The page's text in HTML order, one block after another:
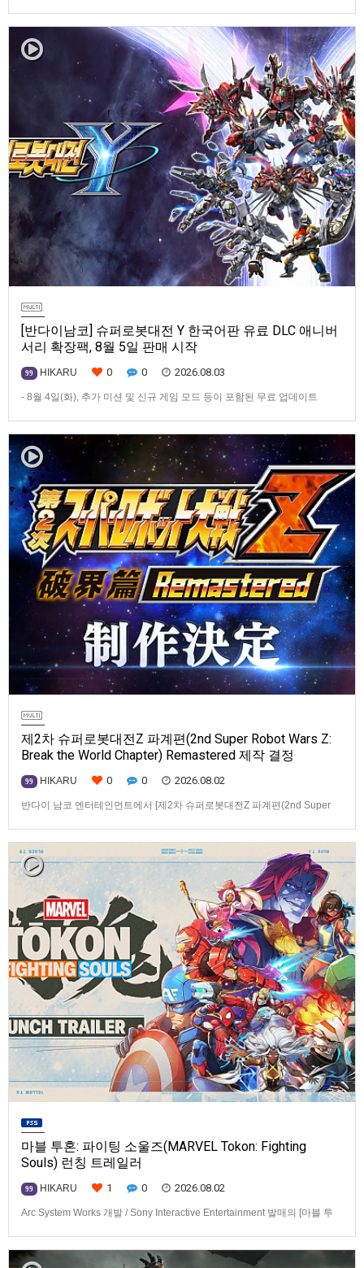
문 판매를 8월 5일(수)부터 시작한다고 발표했다.‘ELDEN RING 빛바랜 자
에디션’에는 ‘ELDEN R…
[반다이남코] 슈퍼로봇대전 Y 한국어판 유료 DLC 애니버
서리 확장팩, 8월 5일 판매 시작
99 HIKARU 0 0 2026.08.03
- 8월 4일(화), 추가 미션 및 신규 게임 모드 등이 포함된 무료 업데이트
Switch™, Steam®용 ‘슈퍼로봇대전 Y’(한국어판)의 유료 DLC ‘애니버서리
확장팩’을 2026년 …
제2차 슈퍼로봇대전Z 파계편(2nd Super Robot Wars Z:
Break the World Chapter) Remastered 제작 결정
99 HIKARU 0 0 2026.08.02
반다이 남코 엔터테인먼트에서 [제2차 슈퍼로봇대전Z 파계편(2nd Super
판[제2차 슈퍼로봇대전Z 파계편]은 2011년 PSP로 발매되었으며, 2012년
에 발매되었던 [제2…
마블 투혼: 파이팅 소울즈(MARVEL Tokon: Fighting
Souls) 런칭 트레일러
99 HIKARU 1 0 2026.08.02
Arc System Works 개발 / Sony Interactive Entertainment 발매의 [마블 투
로 예정.